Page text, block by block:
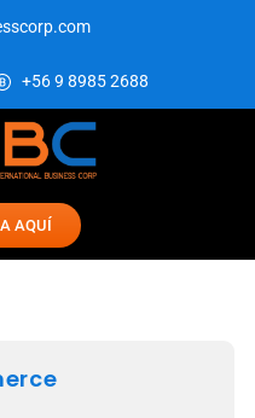
+56 9 8985 2688
AQUÍ